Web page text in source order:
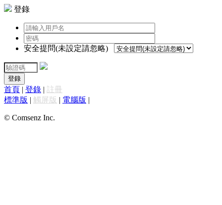
登錄
安全提問(未設定請忽略)
登錄
首頁 | 登錄 | 註冊
標準版 | 觸屏版 | 電腦版 |
© Comsenz Inc.